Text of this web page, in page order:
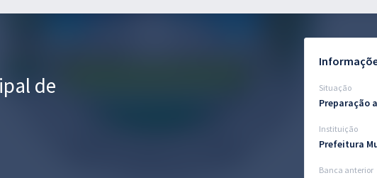
de
Situação
Preparação
Instituição
Prefeitura
Banca anterior